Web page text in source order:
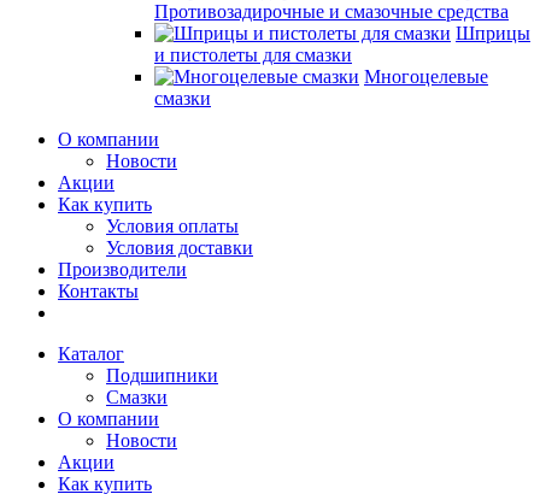
Противозадирочные и смазочные средства
Шприцы
и пистолеты для смазки
Многоцелевые
смазки
О компании
Новости
Акции
Как купить
Условия оплаты
Условия доставки
Производители
Контакты
Каталог
Подшипники
Смазки
О компании
Новости
Акции
Как купить